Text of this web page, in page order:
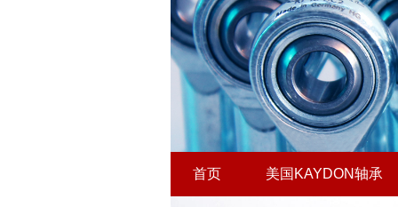
首页 美国KAYDON轴承